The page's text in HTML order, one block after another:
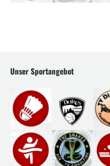
Unser Sportangebot